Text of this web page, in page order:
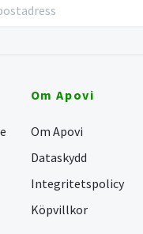
Om Apovi
Om Apovi
Dataskydd
Integritetspolicy
Köpvillkor